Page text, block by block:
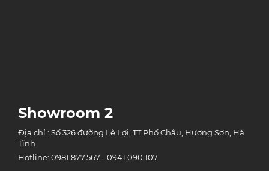
Showroom 2
Địa chỉ : Số 326 đường Lê Lợi, TT Phố Châu, Hương Sơn, Hà
Tĩnh
Hotline: 0981.877.567 - 0941.090.107